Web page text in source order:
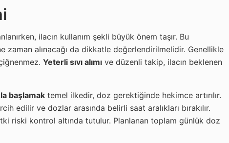
ilacın kullanım şekli büyük önem taşır. Bu
zaman alınacağı da dikkatle değerlendirilmelidir. Genellikle
Yeterli sıvı alımı ve düzenli takip, ilacın beklenen
başlamak temel ilkedir, doz gerektiğinde hekimce artırılır.
edilir ve dozlar arasında belirli saat aralıkları bırakılır.
riski kontrol altında tutulur. Planlanan toplam günlük doz